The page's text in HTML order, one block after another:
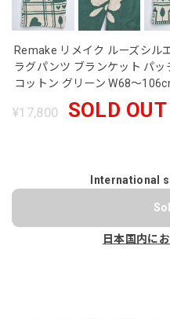
Remake リメイク ルーズシル
ラグパンツ ブランケット パ
コットン グリーン W68～
¥17,800 SOLD OUT
International
日本国内に